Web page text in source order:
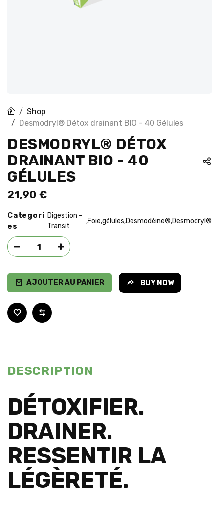
Shop
Desmodryl® Détox drainant BIO - 40 Gélules
DESMODRYL® DÉTOX
DRAINANT BIO - 40
GÉLULES
21,90 €
Categori
es
Digestion –
Transit
,Foie,gélules,Desmodéine®,Desmodryl®
AJOUTER AU PANIER BUY NOW
DESCRIPTION
DÉTOXIFIER.
DRAINER.
RESSENTIR LA
LÉGÈRETÉ.